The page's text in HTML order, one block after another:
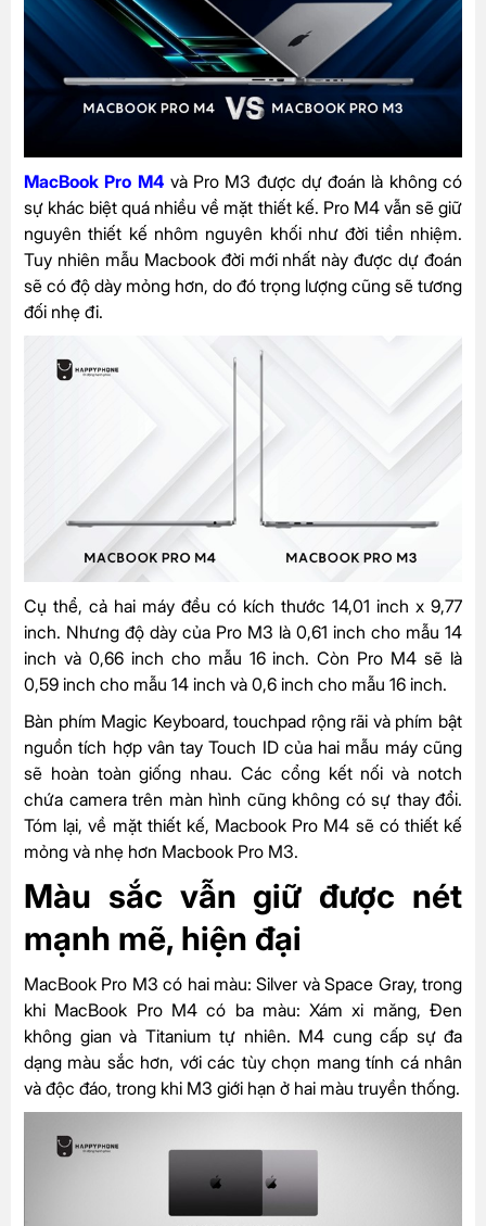
MacBook Pro M4 và Pro M3 được dự đoán là không có
sự khác biệt quá nhiều về mặt thiết kế. Pro M4 vẫn sẽ giữ
nguyên thiết kế nhôm nguyên khối như đời tiền nhiệm.
Tuy nhiên mẫu Macbook đời mới nhất này được dự đoán
sẽ có độ dày mỏng hơn, do đó trọng lượng cũng sẽ tương
đối nhẹ đi.
Cụ thể, cả hai máy đều có kích thước 14,01 inch x 9,77
inch. Nhưng độ dày của Pro M3 là 0,61 inch cho mẫu 14
inch và 0,66 inch cho mẫu 16 inch. Còn Pro M4 sẽ là
0,59 inch cho mẫu 14 inch và 0,6 inch cho mẫu 16 inch.
Bàn phím Magic Keyboard, touchpad rộng rãi và phím bật
nguồn tích hợp vân tay Touch ID của hai mẫu máy cũng
sẽ hoàn toàn giống nhau. Các cổng kết nối và notch
chứa camera trên màn hình cũng không có sự thay đổi.
Tóm lại, về mặt thiết kế, Macbook Pro M4 sẽ có thiết kế
mỏng và nhẹ hơn Macbook Pro M3.
Màu sắc vẫn giữ được nét
mạnh mẽ, hiện đại
MacBook Pro M3 có hai màu: Silver và Space Gray, trong
khi MacBook Pro M4 có ba màu: Xám xi măng, Đen
không gian và Titanium tự nhiên. M4 cung cấp sự đa
dạng màu sắc hơn, với các tùy chọn mang tính cá nhân
và độc đáo, trong khi M3 giới hạn ở hai màu truyền thống.